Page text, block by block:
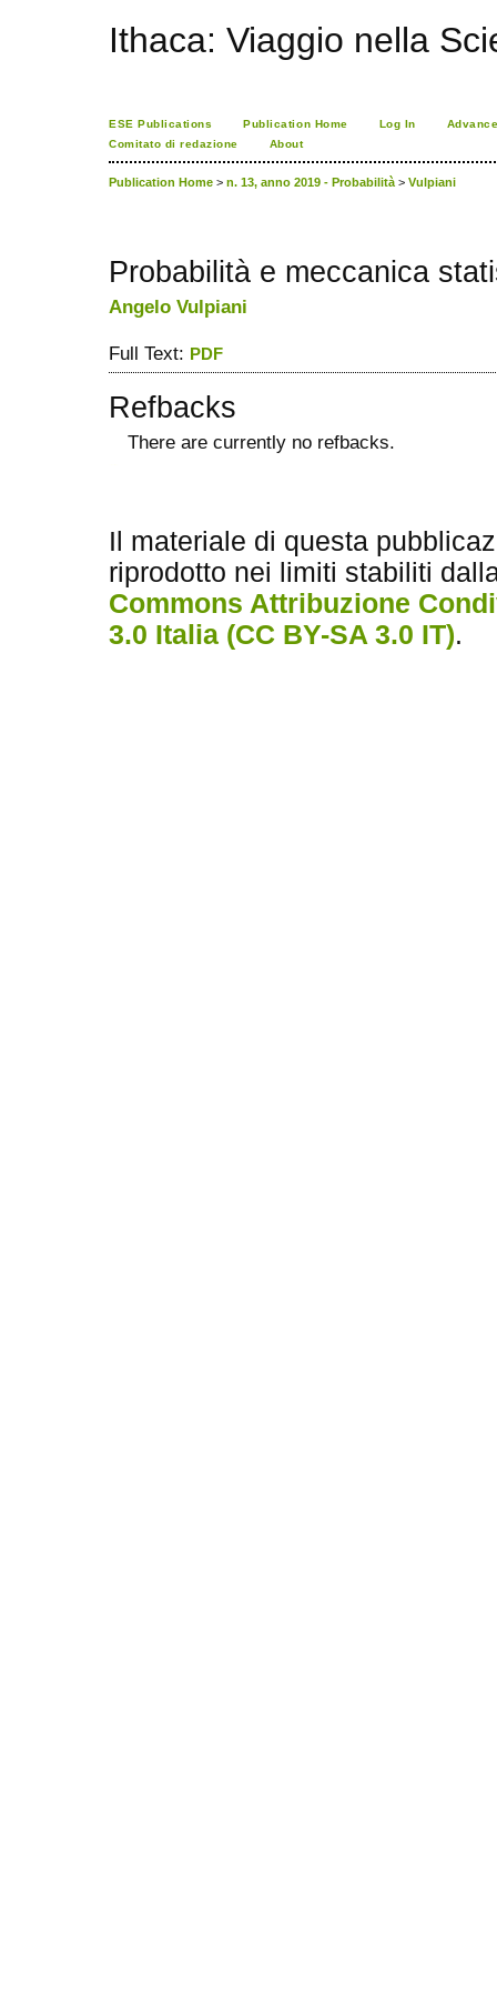
Ithaca: Viaggio nella
ESE Publications Publication Home Log In
Comitato di redazione
About
Publication Home > n. 13, anno 2019 - Probabilità > Vulpiani
Probabilità e meccanica
Angelo Vulpiani
Full Text: PDF
Refbacks
There are currently no refbacks.
Il materiale di questa
riprodotto nei limiti stabiliti
Commons Attribuzione
3.0 Italia (CC BY-SA 3.0 IT).